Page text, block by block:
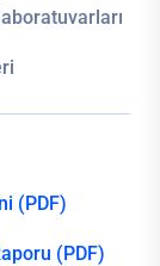
(PDF)
(PDF)